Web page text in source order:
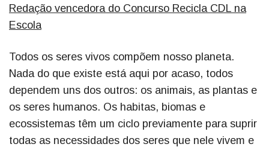
Redação vencedora do Concurso Recicla CDL na
Escola
Todos os seres vivos compõem nosso planeta.
Nada do que existe está aqui por acaso, todos
dependem uns dos outros: os animais, as plantas e
os seres humanos. Os habitas, biomas e
ecossistemas têm um ciclo previamente para suprir
todas as necessidades dos seres que nele vivem e